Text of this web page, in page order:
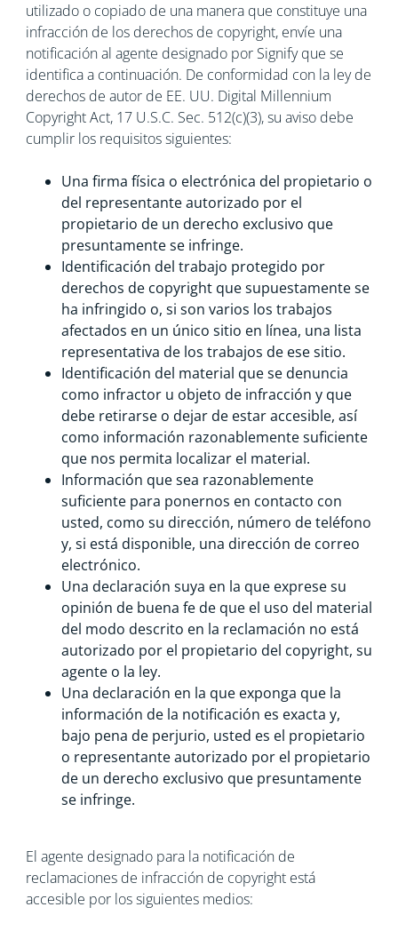
utilizado o copiado de una manera que constituye una
infracción de los derechos de copyright, envíe una
notificación al agente designado por Signify que se
identifica a continuación. De conformidad con la ley de
derechos de autor de EE. UU. Digital Millennium
Copyright Act, 17 U.S.C. Sec. 512(c)(3), su aviso debe
cumplir los requisitos siguientes:
Una firma física o electrónica del propietario o
del representante autorizado por el
propietario de un derecho exclusivo que
presuntamente se infringe.
Identificación del trabajo protegido por
derechos de copyright que supuestamente se
ha infringido o, si son varios los trabajos
afectados en un único sitio en línea, una lista
representativa de los trabajos de ese sitio.
Identificación del material que se denuncia
como infractor u objeto de infracción y que
debe retirarse o dejar de estar accesible, así
como información razonablemente suficiente
que nos permita localizar el material.
Información que sea razonablemente
suficiente para ponernos en contacto con
usted, como su dirección, número de teléfono
y, si está disponible, una dirección de correo
electrónico.
Una declaración suya en la que exprese su
opinión de buena fe de que el uso del material
del modo descrito en la reclamación no está
autorizado por el propietario del copyright, su
agente o la ley.
Una declaración en la que exponga que la
información de la notificación es exacta y,
bajo pena de perjurio, usted es el propietario
o representante autorizado por el propietario
de un derecho exclusivo que presuntamente
se infringe.
El agente designado para la notificación de
reclamaciones de infracción de copyright está
accesible por los siguientes medios: